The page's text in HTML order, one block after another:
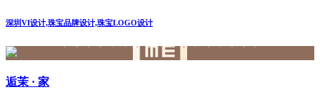
深圳VI设计,珠宝品牌设计,珠宝LOGO设计
逅茉 · 家